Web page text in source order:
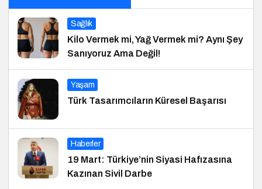
Sağlık
Kilo Vermek mi, Yağ Vermek mi? Aynı Şey
Sanıyoruz Ama Değil!
Yaşam
Türk Tasarımcıların Küresel Başarısı
Haberler
19 Mart: Türkiye’nin Siyasi Hafızasına
Kazınan Sivil Darbe